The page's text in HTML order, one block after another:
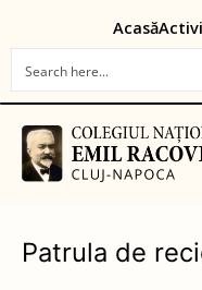
content
Acasă
Patrula de
Patrula